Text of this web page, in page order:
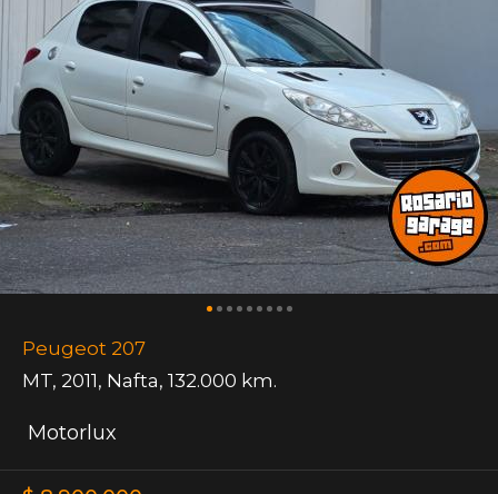
Peugeot 207
MT, 2011, Nafta, 132.000 km.
Motorlux